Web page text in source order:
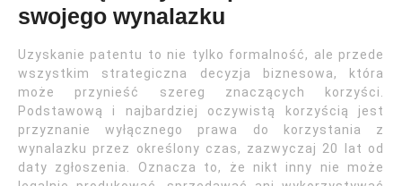
swojego wynalazku
Uzyskanie patentu to nie tylko formalność, ale przede
wszystkim strategiczna decyzja biznesowa, która
może przynieść szereg znaczących korzyści.
Podstawową i najbardziej oczywistą korzyścią jest
przyznanie wyłącznego prawa do korzystania z
wynalazku przez określony czas, zazwyczaj 20 lat od
daty zgłoszenia. Oznacza to, że nikt inny nie może